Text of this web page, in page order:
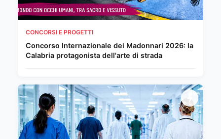
CONCORSI E PROGETTI
Concorso Internazionale dei Madonnari 2026: la
Calabria protagonista dell'arte di strada